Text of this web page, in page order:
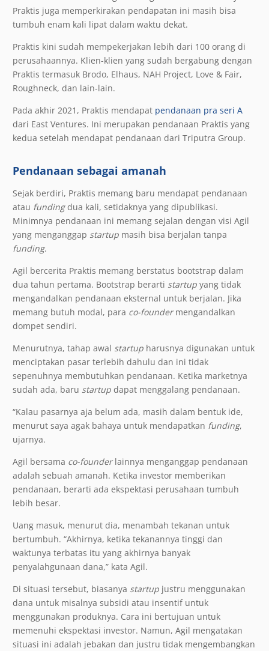
Praktis juga memperkirakan pendapatan ini masih bisa
tumbuh enam kali lipat dalam waktu dekat.
Praktis kini sudah mempekerjakan lebih dari 100 orang di
perusahaannya. Klien-klien yang sudah bergabung dengan
Praktis termasuk Brodo, Elhaus, NAH Project, Love & Fair,
Roughneck, dan lain-lain.
Pada akhir 2021, Praktis mendapat pendanaan pra seri A
dari East Ventures. Ini merupakan pendanaan Praktis yang
kedua setelah mendapat pendanaan dari Triputra Group.
Pendanaan sebagai amanah
Sejak berdiri, Praktis memang baru mendapat pendanaan
atau fundingdua kali, setidaknya yang dipublikasi.
Minimnya pendanaan ini memang sejalan dengan visi Agil
yang menganggap startup masih bisa berjalan tanpa
funding.
Agil bercerita Praktis memang berstatus bootstrap dalam
dua tahun pertama. Bootstrap berarti startup yang tidak
mengandalkan pendanaan eksternal untuk berjalan. Jika
memang butuh modal, para co-foundermengandalkan
dompet sendiri.
Menurutnya, tahap awal startup harusnya digunakan untuk
menciptakan pasar terlebih dahulu dan ini tidak
sepenuhnya membutuhkan pendanaan. Ketika marketnya
sudah ada, baru startup dapat menggalang pendanaan.
“Kalau pasarnya aja belum ada, masih dalam bentuk ide,
menurut saya agak bahaya untuk mendapatkan funding,
ujarnya.
Agil bersama co-founderlainnya menganggap pendanaan
adalah sebuah amanah. Ketika investor memberikan
pendanaan, berarti ada ekspektasi perusahaan tumbuh
lebih besar.
Uang masuk, menurut dia, menambah tekanan untuk
bertumbuh. “Akhirnya, ketika tekanannya tinggi dan
waktunya terbatas itu yang akhirnya banyak
penyalahgunaan dana,” kata Agil.
Di situasi tersebut, biasanya startup justru menggunakan
dana untuk misalnya subsidi atau insentif untuk
menggunakan produknya. Cara ini bertujuan untuk
memenuhi ekspektasi investor. Namun, Agil mengatakan
situasi ini adalah jebakan dan justru tidak mengembangkan